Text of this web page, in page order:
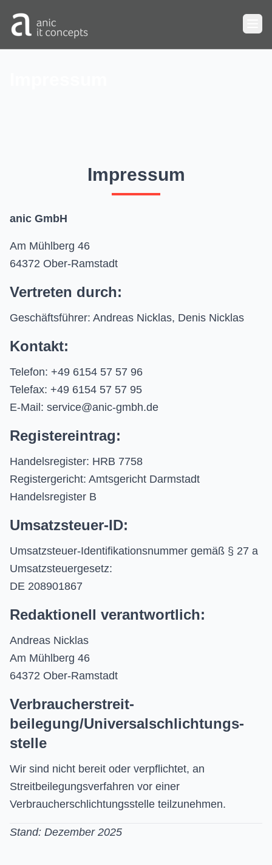
Impressum
anic GmbH
Am Mühlberg 46
64372 Ober-Ramstadt
Vertreten durch:
Geschäftsführer: Andreas Nicklas, Denis Nicklas
Kontakt:
Telefon: +49 6154 57 57 96
Telefax: +49 6154 57 57 95
E-Mail: service@anic-gmbh.de
Registereintrag:
Handelsregister: HRB 7758
Registergericht: Amtsgericht Darmstadt
Handelsregister B
Umsatzsteuer-ID:
Umsatzsteuer-Identifikationsnummer gemäß § 27 a
Umsatzsteuergesetz:
DE 208901867
Redaktionell verantwortlich:
Andreas Nicklas
Am Mühlberg 46
64372 Ober-Ramstadt
Verbraucher­streit­
beilegung/Universal­schlichtungs­
stelle
Wir sind nicht bereit oder verpflichtet, an
Streitbeilegungsverfahren vor einer
Verbraucherschlichtungsstelle teilzunehmen.
Stand: Dezember 2025